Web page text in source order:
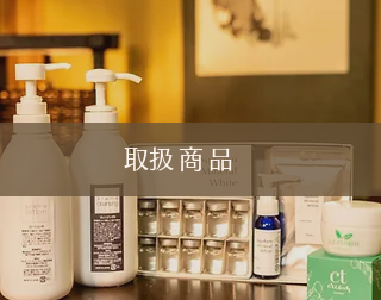
​取扱商品